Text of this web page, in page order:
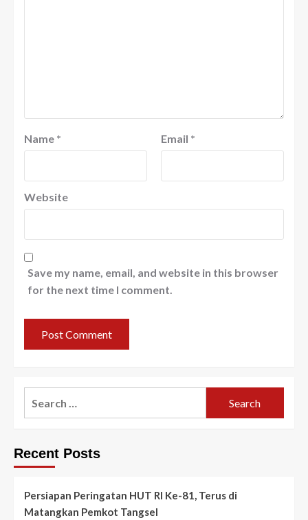
Name * Email *
Website
Save my name, email, and website in this browser
for the next time I comment.
Recent Posts
Persiapan Peringatan HUT RI Ke-81, Terus di
Matangkan Pemkot Tangsel